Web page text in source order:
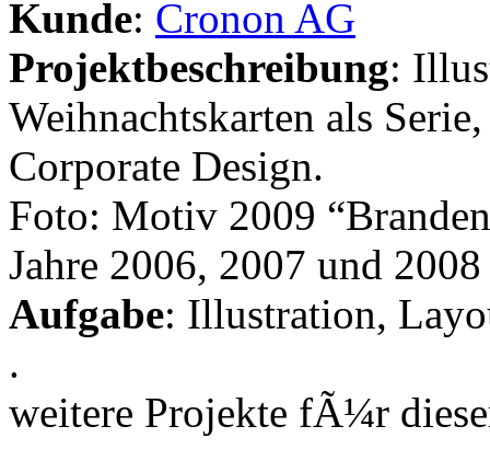
Kunde: Cronon AG
Projektbeschreibung:
Weihnachtskarten als
Corporate Design.
Foto: Motiv 2009
Jahre 2006, 2007 und 2008
Aufgabe: Illustration,
.
weitere Projekte fÃ¼r